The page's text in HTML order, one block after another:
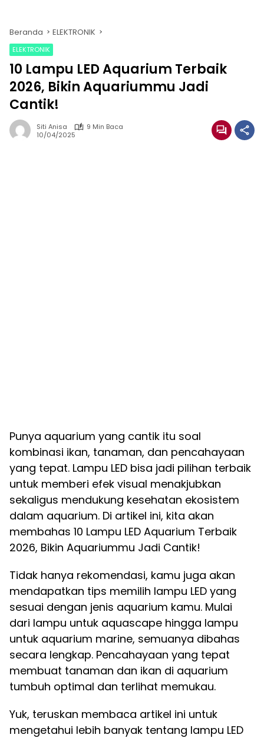
Beranda ELEKTRONIK
ELEKTRONIK
10 Lampu LED Aquarium Terbaik
2026, Bikin Aquariummu Jadi
Cantik!
Siti Anisa
9 Min Baca
10/04/2025
Punya aquarium yang cantik itu soal
kombinasi ikan, tanaman, dan pencahayaan
yang tepat. Lampu LED bisa jadi pilihan terbaik
untuk memberi efek visual menakjubkan
sekaligus mendukung kesehatan ekosistem
dalam aquarium. Di artikel ini, kita akan
membahas 10 Lampu LED Aquarium Terbaik
2026, Bikin Aquariummu Jadi Cantik!
Tidak hanya rekomendasi, kamu juga akan
mendapatkan tips memilih lampu LED yang
sesuai dengan jenis aquarium kamu. Mulai
dari lampu untuk aquascape hingga lampu
untuk aquarium marine, semuanya dibahas
secara lengkap. Pencahayaan yang tepat
membuat tanaman dan ikan di aquarium
tumbuh optimal dan terlihat memukau.
Yuk, teruskan membaca artikel ini untuk
mengetahui lebih banyak tentang lampu LED